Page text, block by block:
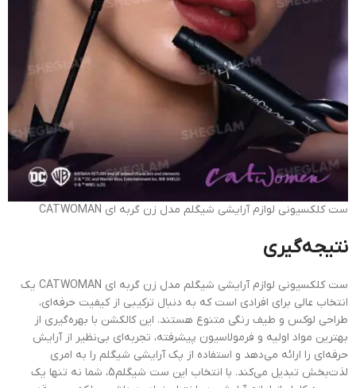
ست کلکسیونی لوازم آرایشی شیگلم مدل زن گربه ای CATWOMAN
نتیجه‌گیری
ست کلکسیونی لوازم آرایشی شیگلم مدل زن گربه ای CATWOMAN یک
انتخاب عالی برای افرادی است که به دنبال ترکیبی از کیفیت حرفه‌ای،
طراحی لوکس و طیف رنگی متنوع هستند. این کالکشن با بهره‌گیری از
بهترین مواد اولیه و فرمولاسیون پیشرفته، تجربه‌ای بی‌نظیر از آرایش
حرفه‌ای را ارائه می‌دهد و استفاده از پک آرایشی شیگلم را به امری
لذت‌بخش تبدیل می‌کند. با انتخاب این ست شیگلم5، شما نه تنها یک